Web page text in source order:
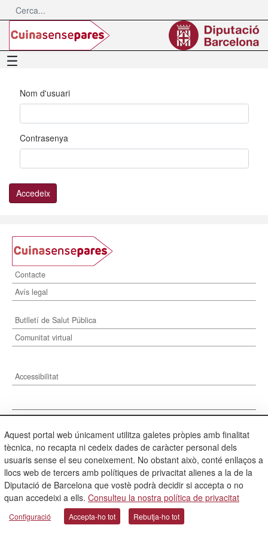
Salta al contingut principal
Menú
Inicia la sessió
Nom d'usuari
Contrasenya
Accedeix
Contacte
Avís legal
Butlletí de Salut Pública
Comunitat virtual
Accessibilitat
Diputació de Barcelona. Rambla de Catalunya, 126. 08008 Barcelona. Tel. 934 022
222
Aquest portal web únicament utilitza galetes pròpies amb finalitat
tècnica, no recapta ni cedeix dades de caràcter personal dels
usuaris sense el seu coneixement. No obstant això, conté enllaços a
llocs web de tercers amb polítiques de privacitat alienes a la de la
Diputació de Barcelona que vostè podrà decidir si accepta o no
quan accedeixi a ells. Consulteu la nostra política de privacitat
Configuració Accepta-ho tot Rebutja-ho tot